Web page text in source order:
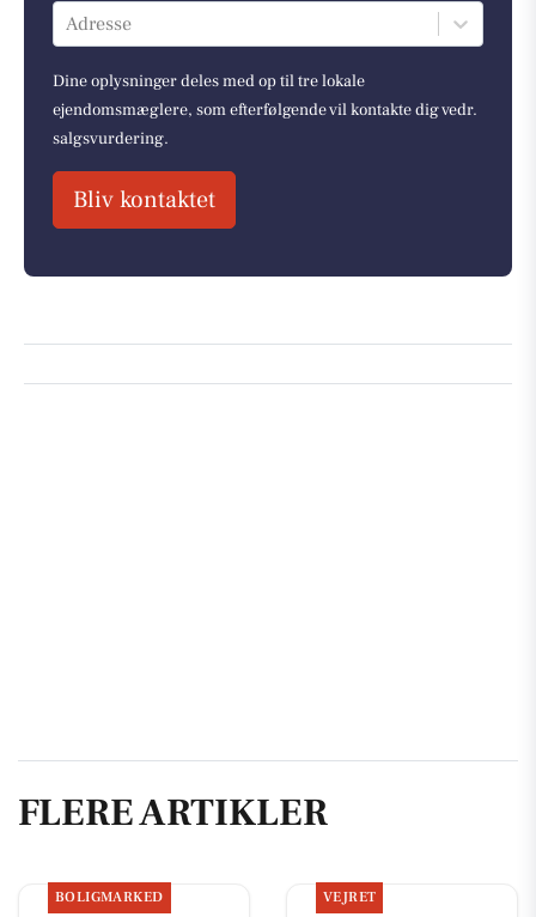
Adresse
Dine oplysninger deles med op til tre lokale
ejendomsmæglere, som efterfølgende vil kontakte dig vedr.
salgsvurdering.
Bliv kontaktet
FLERE ARTIKLER
BOLIGMARKED VEJRET